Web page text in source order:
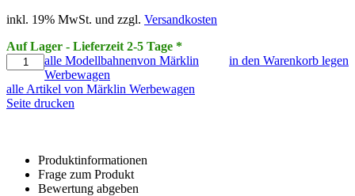
inkl. 19% MwSt. und zzgl. Versandkosten
Auf Lager - Lieferzeit 2-5 Tage *
in den Warenkorb legen
alle Modellbahnenvon Märklin
Werbewagen
alle Artikel von Märklin Werbewagen
Seite drucken
Produktinformationen
Frage zum Produkt
Bewertung abgeben